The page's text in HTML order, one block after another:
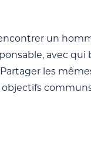
un
avec qui
les
objectifs